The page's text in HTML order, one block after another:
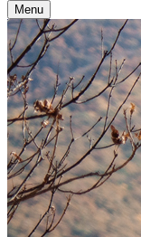
Menu